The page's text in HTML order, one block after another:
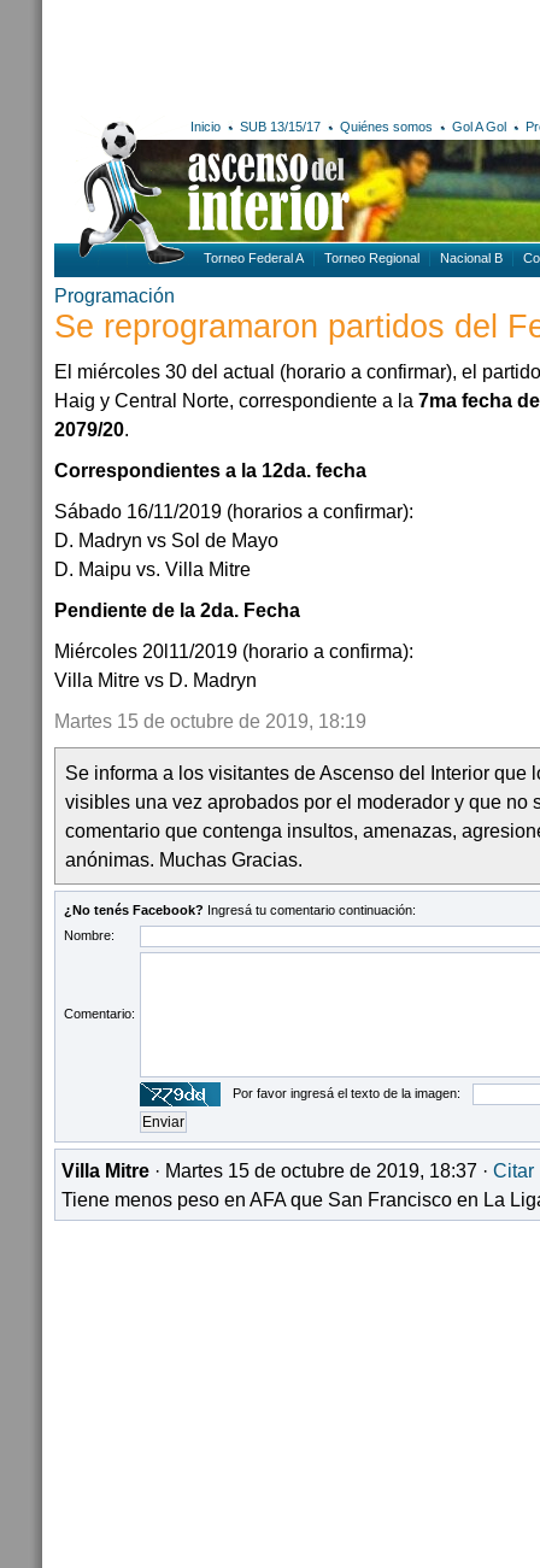
Inicio SUB 13/15/17 Quiénes somos Gol A Gol
Torneo Federal A Torneo Regional Nacional B
Programación
Se reprogramaron partidos del
El miércoles 30 del actual (horario a confirmar), el
Haig y Central Norte, correspondiente a la 7ma fecha
2079/20.
Correspondientes a la 12da. fecha
Sábado 16/11/2019 (horarios a confirmar):
D. Madryn vs Sol de Mayo
D. Maipu vs. Villa Mitre
Pendiente de la 2da. Fecha
Miércoles 20l11/2019 (horario a confirma):
Villa Mitre vs D. Madryn
Martes 15 de octubre de 2019, 18:19
Se informa a los visitantes de Ascenso del Interior que
visibles una vez aprobados por el moderador y que no
comentario que contenga insultos, amenazas,
anónimas. Muchas Gracias.
¿No tenés Facebook? Ingresá tu comentario continuación:
Nombre:
Comentario:
Por favor ingresá el texto de la imagen:
Villa Mitre · Martes 15 de octubre de 2019, 18:37 · Citar
Tiene menos peso en AFA que San Francisco en La